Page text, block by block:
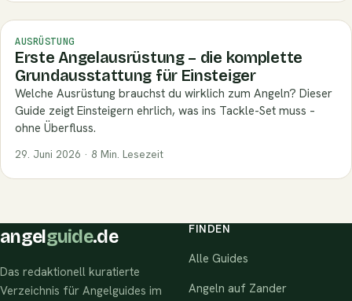
AUSRÜSTUNG
Erste Angelausrüstung – die komplette
Grundausstattung für Einsteiger
Welche Ausrüstung brauchst du wirklich zum Angeln? Dieser
Guide zeigt Einsteigern ehrlich, was ins Tackle-Set muss –
ohne Überfluss.
29. Juni 2026 · 8 Min. Lesezeit
angel guide.de
Das redaktionell kuratierte
Verzeichnis für Angelguides im
FINDEN
Alle Guides
Angeln auf Zander